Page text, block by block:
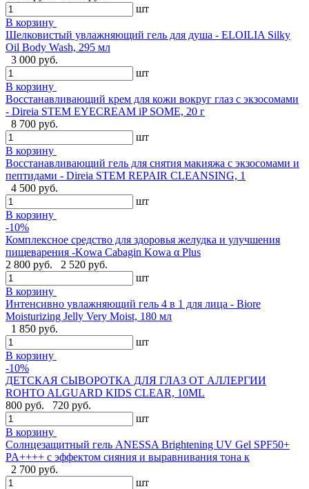
шт
В корзину
Шелковистый увлажняющий гель для душа - ELOILIA Silky
Oil Body Wash, 295 мл
3 000 руб.
шт
В корзину
Восстанавливающий крем для кожи вокруг глаз с экзосомами
- Direia STEM EYECREAM iP SOME, 20 г
8 700 руб.
шт
В корзину
Восстанавливающий гель для снятия макияжа с экзосомами и
пептидами - Direia STEM REPAIR CLEANSING, 1
4 500 руб.
шт
В корзину
-10%
Комплексное средство для здоровья желудка и улучшения
пищеварения -Kowa Cabagin Kowa α Plus
2 800 руб.
2 520 руб.
шт
В корзину
Интенсивно увлажняющий гель 4 в 1 для лица - Biore
Moisturizing Jelly Very Moist, 180 мл
1 850 руб.
шт
В корзину
-10%
ДЕТСКАЯ СЫВОРОТКА ДЛЯ ГЛАЗ ОТ АЛЛЕРГИИ
ROHTO ALGUARD KIDS CLEAR, 10ML
800 руб.
720 руб.
шт
В корзину
Солнцезащитный гель ANESSA Brightening UV Gel SPF50+
PA++++ с эффектом сияния и выравнивания тона к
2 700 руб.
шт